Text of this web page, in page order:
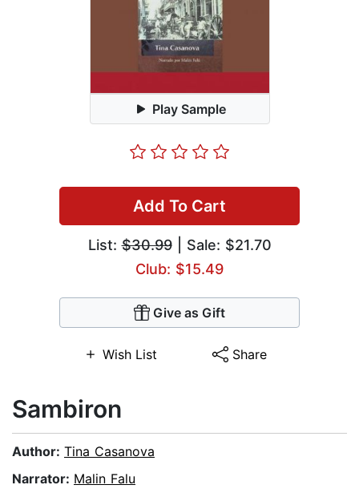
Play Sample
Add To Cart
List:$30.99| Sale: $21.70
Club: $15.49
Give as Gift
Wish List Share
Sambiron
Author: Tina Casanova
Narrator: Malin Falu